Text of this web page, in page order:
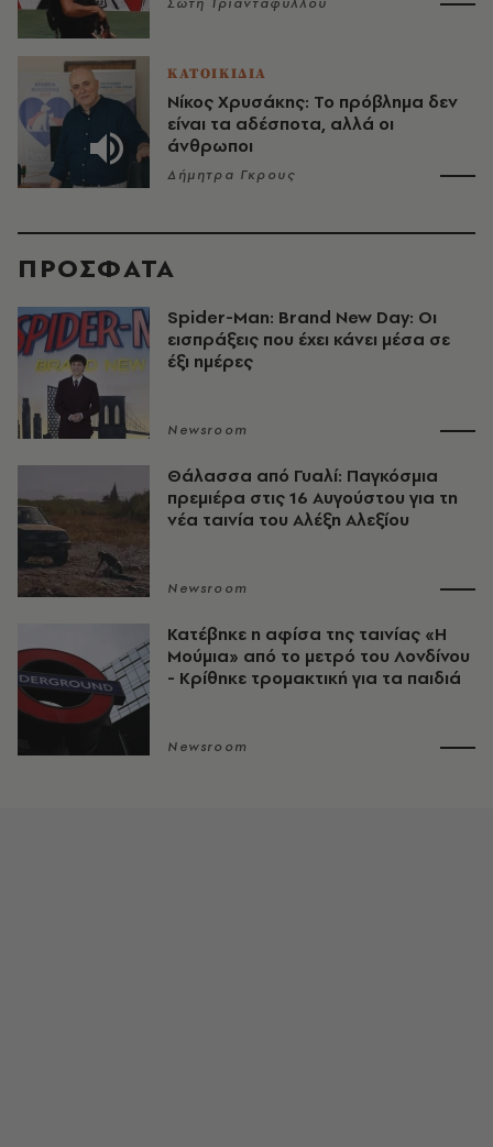
ΚΑΤΟΙΚΙΔΙΑ
Νίκος Χρυσάκης: Το πρόβλημα δεν
είναι τα αδέσποτα, αλλά οι
άνθρωποι
Δήμητρα Γκρους
ΠΡΟΣΦΑΤΑ
Spider-Man: Brand New Day: Οι
εισπράξεις που έχει κάνει μέσα σε
έξι ημέρες
Newsroom
Θάλασσα από Γυαλί: Παγκόσμια
πρεμιέρα στις 16 Αυγούστου για τη
νέα ταινία του Αλέξη Αλεξίου
Newsroom
Κατέβηκε η αφίσα της ταινίας «Η
Μούμια» από το μετρό του Λονδίνου
- Κρίθηκε τρομακτική για τα παιδιά
Newsroom